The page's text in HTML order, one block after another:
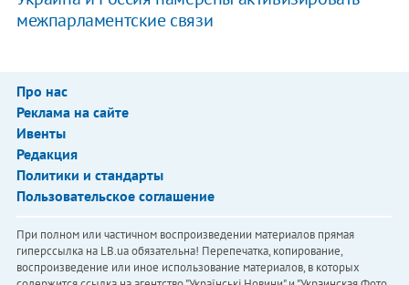
межпарламентские связи
Про нас
Реклама на сайте
Ивенты
Редакция
Политики и стандарты
Пользовательское соглашение
При полном или частичном воспроизведении материалов прямая
гиперссылка на LB.ua обязательна! Перепечатка, копирование,
воспроизведение или иное использование материалов, в которых